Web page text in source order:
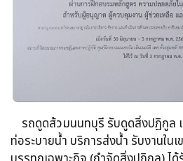
รถดูดส้วม​นนทบุรี รับดูดสิ่งปฏิกูล​
ท่อระบายน้ำ​ บริการส่งน้ำ รับงานใน